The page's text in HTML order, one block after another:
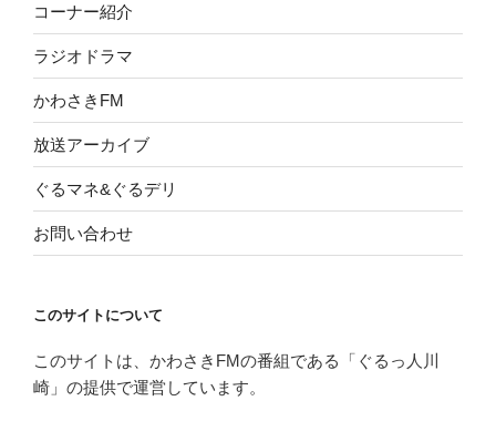
コーナー紹介
ラジオドラマ
かわさきFM
放送アーカイブ
ぐるマネ&ぐるデリ
お問い合わせ
このサイトについて
このサイトは、かわさきFMの番組である「ぐるっ人川
崎」の提供で運営しています。